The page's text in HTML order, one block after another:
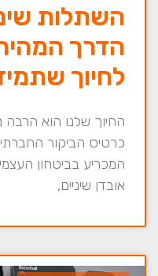
השתלות
הדרך
לחיוך
החיוך שלנו הוא
כרטיס הביקור
המכריע בביטחון
אובדן שיניים,